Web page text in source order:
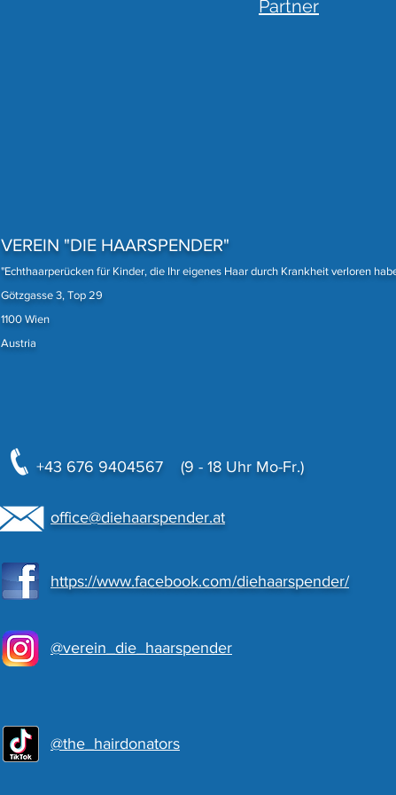
Partner
VEREIN "DIE HAARSPENDER"
"Echthaarperücken für Kinder, die Ihr eigenes Haar durch Krankheit verloren
Götzgasse 3, Top 29
1100 Wien
Austria
+43 676 9404567 (9 - 18 Uhr Mo-Fr.)
office@diehaarspender.at
https://www.facebook.com/diehaarspender/
@verein_die_haarspender
@the_hairdonators